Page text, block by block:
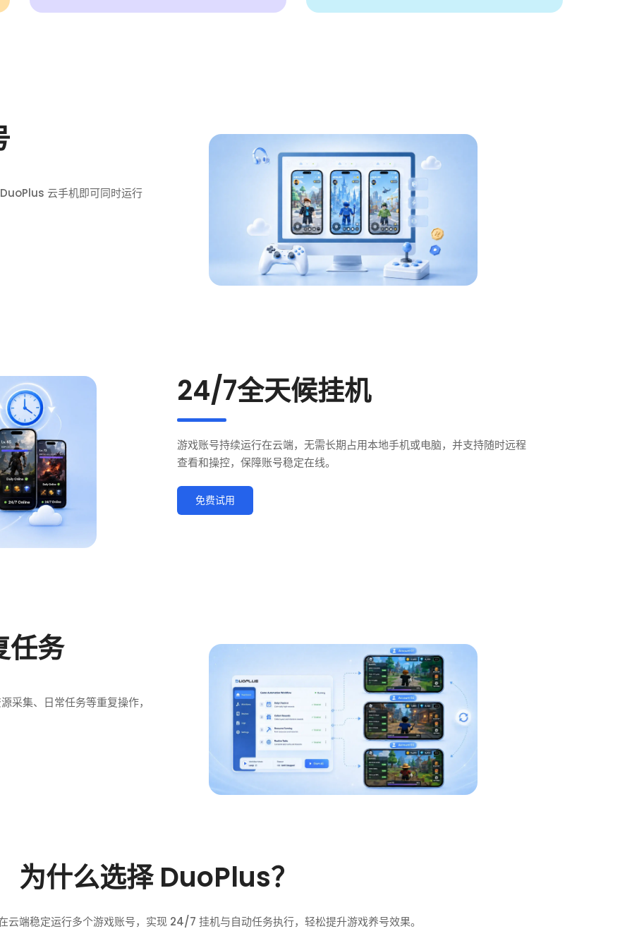
云手机即可同时运行
24/7全天候挂机
游戏账号持续运行在云端，无需长期占用本地手机或电脑，并支持随时远程
查看和操控，保障账号稳定在线。
免费试用
任务
采集、日常任务等重复操作，
为什么选择 DuoPlus？
端稳定运行多个游戏账号，实现 24/7 挂机与自动任务执行，轻松提升游戏养号效果。